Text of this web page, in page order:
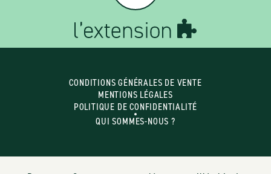
CONDITIONS GÉNÉRALES DE VENTE
MENTIONS LÉGALES
POLITIQUE DE CONFIDENTIALITÉ
QUI SOMMES-NOUS ?